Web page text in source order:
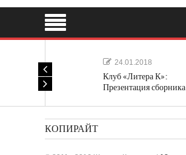
24.01.2018
Клуб «Литера К»:
Презентация сборника
КОПИРАЙТ